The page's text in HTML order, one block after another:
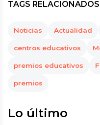
TAGS RELACIONADOS
Noticias Actualidad
centros educativos
premios educativos
premios
Lo último